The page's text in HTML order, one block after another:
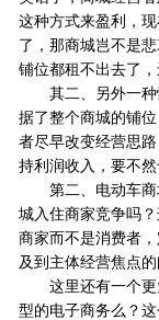
这种方式来盈利，
了，那商城岂不是
铺位都租不出去了
其二、另外一种
据了整个商城的铺
者尽早改变经营思
持利润收入，要不然
第二、电动车商
城入住商家竞争吗
商家而不是消费者
及到主体经营焦点
这里还有一个更
型的电子商务么？